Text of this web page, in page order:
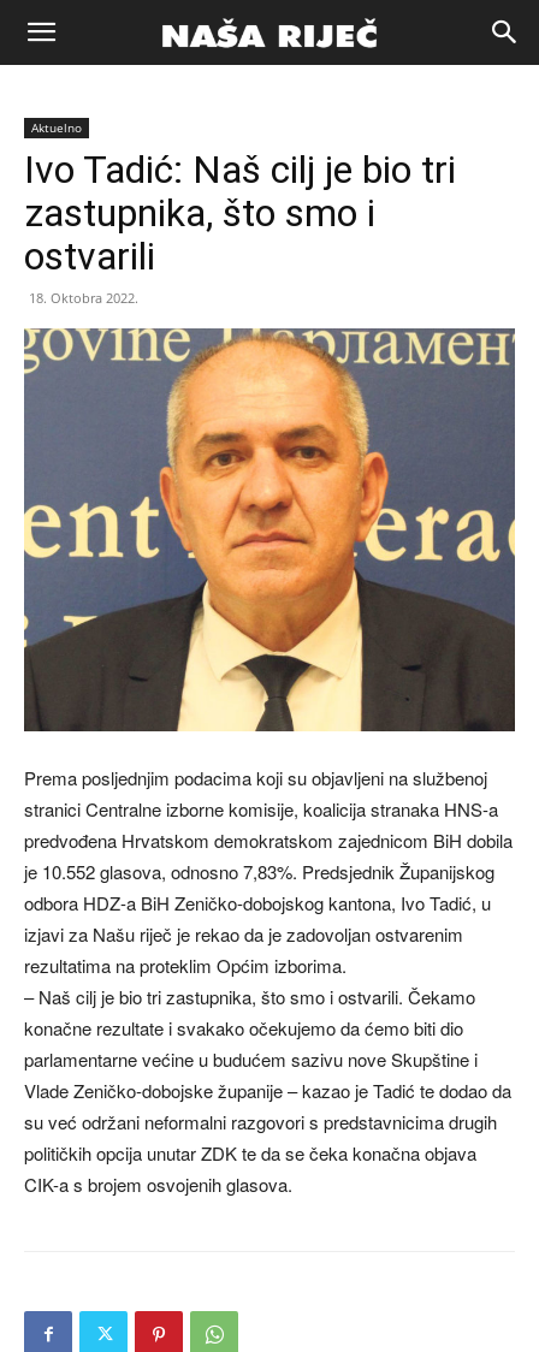
Naša
riječ
Aktuelno
Ivo Tadić: Naš cilj je bio tri
zastupnika, što smo i
ostvarili
18. Oktobra 2022.
Prema posljednjim podacima koji su objavljeni na službenoj
stranici Centralne izborne komisije, koalicija stranaka HNS-a
predvođena Hrvatskom demokratskom zajednicom BiH dobila
je 10.552 glasova, odnosno 7,83%. Predsjednik Županijskog
odbora HDZ-a BiH Zeničko-dobojskog kantona, Ivo Tadić, u
izjavi za Našu riječ je rekao da je zadovoljan ostvarenim
rezultatima na proteklim Općim izborima.
– Naš cilj je bio tri zastupnika, što smo i ostvarili. Čekamo
konačne rezultate i svakako očekujemo da ćemo biti dio
parlamentarne većine u budućem sazivu nove Skupštine i
Vlade Zeničko-dobojske županije – kazao je Tadić te dodao da
su već održani neformalni razgovori s predstavnicima drugih
političkih opcija unutar ZDK te da se čeka konačna objava
CIK-a s brojem osvojenih glasova.